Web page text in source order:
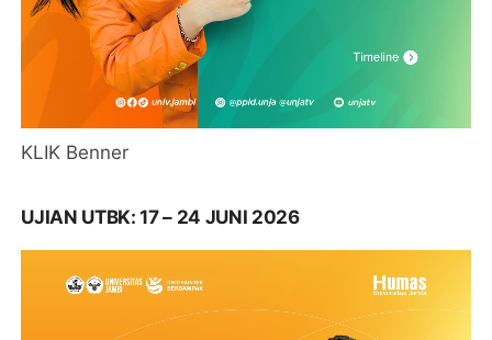
KLIK Benner
UJIAN UTBK: 17 – 24 JUNI 2026